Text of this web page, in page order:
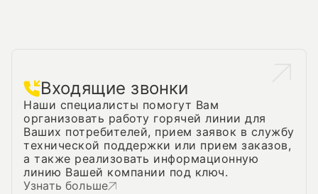
Входящие звонки
Наши специалисты помогут Вам
организовать работу горячей линии для
Ваших потребителей, прием заявок в службу
технической поддержки или прием заказов,
а также реализовать информационную
линию Вашей компании под ключ.
Узнать больше